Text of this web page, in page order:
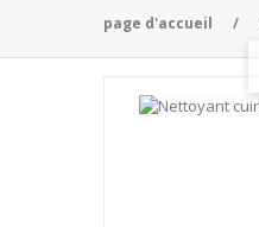
page d'accueil /